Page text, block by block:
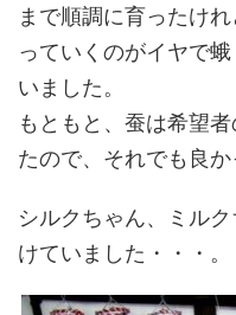
まで順調に育ったけ
っていくのがイヤで
いました。
もともと、蚕は希望
たので、それでも良か
シルクちゃん、ミル
けていました・・・。